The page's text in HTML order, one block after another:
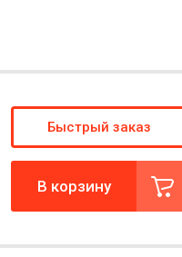
В корзину
Быстрый заказ